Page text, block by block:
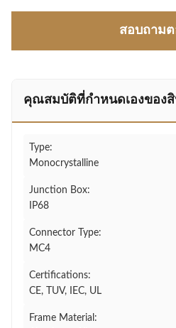
สอบถาม
คุณสมบัติที่กําหนดเองของ
Type:
Monocrystalline
Junction Box:
IP68
Connector Type:
MC4
Certifications:
CE, TUV, IEC, UL
Frame Material: